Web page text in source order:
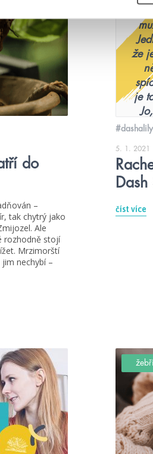
do
–
tak chytrý jako
Ale
rozhodně stojí
Mrzimorští
nechybí –
že
je
#dashalily
5. 1. 2021
číst více